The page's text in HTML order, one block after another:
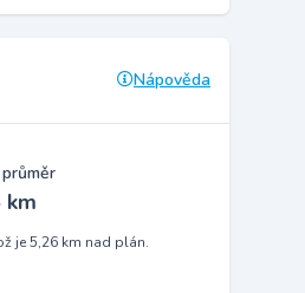
Nápověda
km
je 5,26 km nad plán.